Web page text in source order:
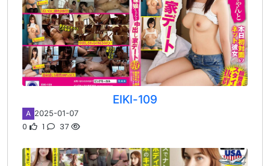
EIKI-109
A 2025-01-07
0 1 37